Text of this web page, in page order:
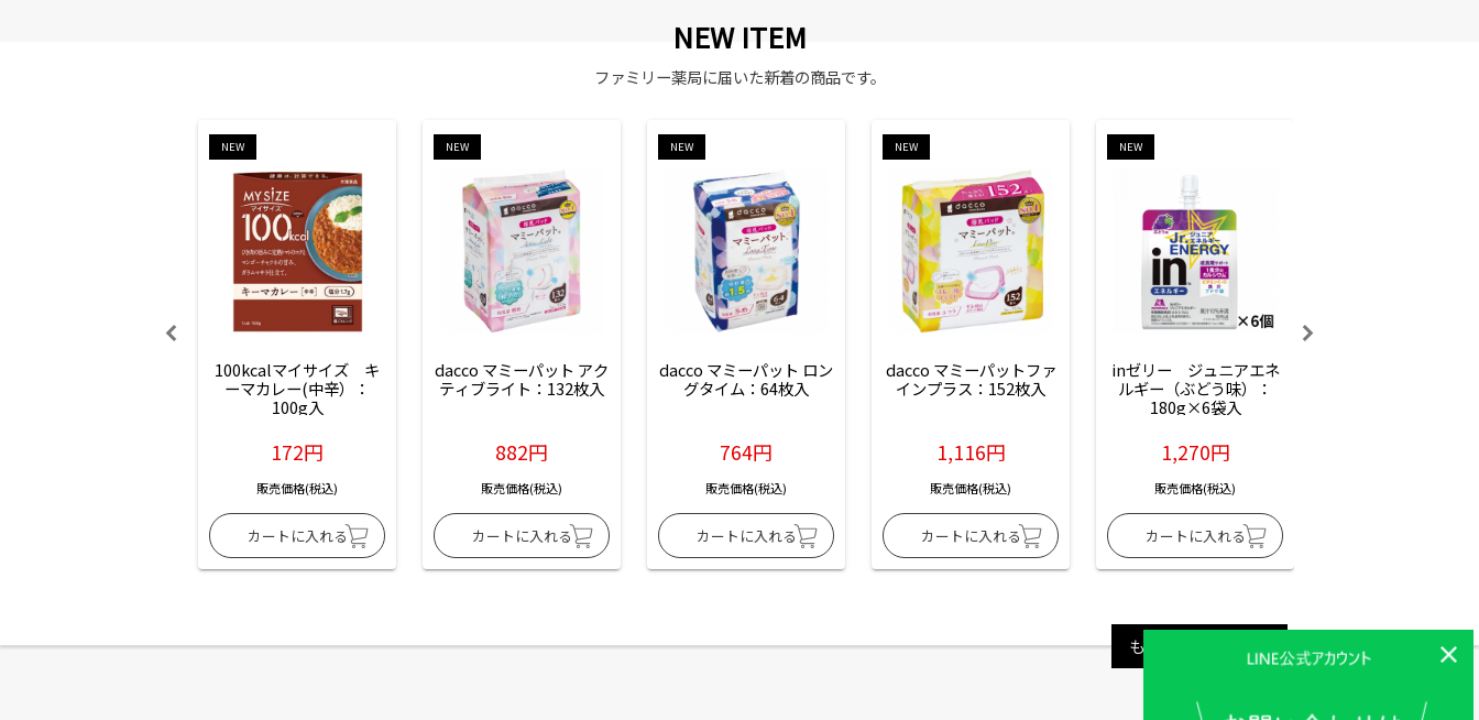
NEW ITEM
ファミリー薬局に届いた新着の商品です。
NEW
100kcalマイサイズ　キ
ーマカレー(中辛）：
100g入
172円
販売価格(税込)
NEW
dacco マミーパット アク
ティブライト：132枚入
882円
販売価格(税込)
NEW
dacco マミーパット ロン
グタイム：64枚入
764円
販売価格(税込)
NEW
dacco マミーパットファ
インプラス：152枚入
1,116円
販売価格(税込)
NEW
inゼリー　ジュニアエネ
ルギー（ぶどう味）：
180g×6袋入
1,270円
販売価格(税込)
もっと見る